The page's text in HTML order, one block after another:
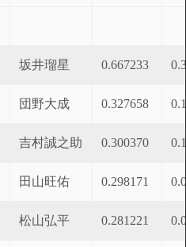
坂井瑠星 0.667233
団野大成 0.327658
吉村誠之助 0.300370
田山旺佑 0.298171
松山弘平 0.281221